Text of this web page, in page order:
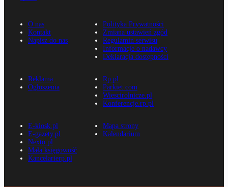
O nas
Kontakt
Napisz do nas
Polityka Prywatności
Zmiana ustawień zgód
Regulamin serwisu
Informacje o nadawcy
Deklaracja dostępności
Reklama
Ogłoszenia
Rp.pl
Parkiet.com
Wiescirolnicze.pl
Konferencje.rp.pl
E-kiosk.pl
E-gazety.pl
Nexto.pl
Mała księgowość
Kancelarierp.pl
Mapa strony
Kalendarium